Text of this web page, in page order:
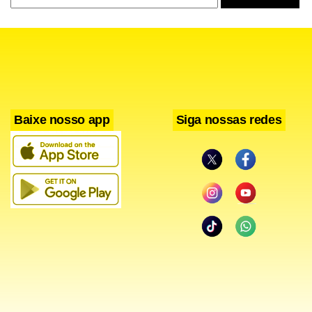
Segundo o médico, a falta de informação é um dos
entraves para o combate aos problemas. “O paciente acha
que qualquer dor nas articulações é reumatismo. Ele
desconhece as causas dos problemas e que os
Baixe nosso app Siga nossas redes